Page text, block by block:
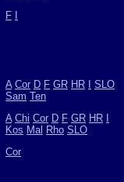
F
A Cor D F GR HR
SLO
Sam Ten
A Chi Cor D F GR HR
Kos Mal Rho SLO
Cor